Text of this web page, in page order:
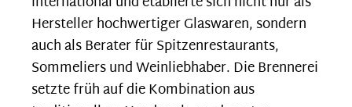
Hersteller hochwertiger Glaswaren, sondern
auch als Berater für Spitzenrestaurants,
Sommeliers und Weinliebhaber. Die Brennerei
setzte früh auf die Kombination aus